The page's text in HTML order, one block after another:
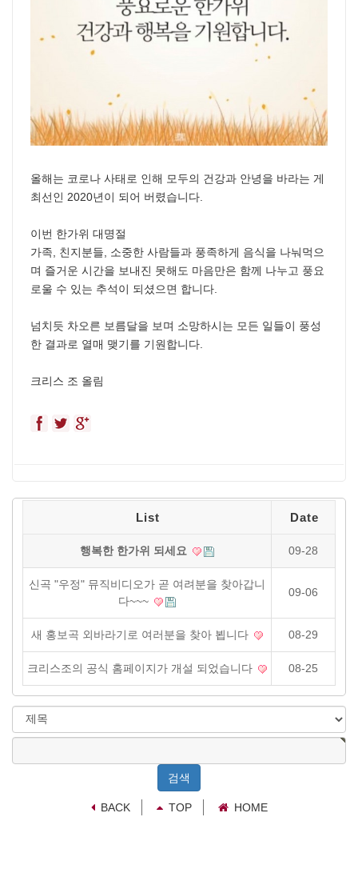
올해는 코로나 사태로 인해 모두의 건강과 안녕을 바라는 게
최선인 2020년이 되어 버렸습니다.
이번 한가위 대명절
가족, 친지분들, 소중한 사람들과 풍족하게 음식을 나눠먹으
며 즐거운 시간을 보내진 못해도 마음만은 함께 나누고 풍요
로울 수 있는 추석이 되셨으면 합니다.
넘치듯 차오른 보름달을 보며 소망하시는 모든 일들이 풍성
한 결과로 열매 맺기를 기원합니다.
크리스 조 올림
L i s t D a t e
행복한 한가위 되세요 09-28
신곡 "우정" 뮤직비디오가 곧 여려분을 찾아갑니
다~~~
09-06
새 홍보곡 외바라기로 여러분을 찾아 뵙니다 08-29
크리스조의 공식 홈페이지가 개설 되었습니다 08-25
상
어
필
수
BACK TOP HOME